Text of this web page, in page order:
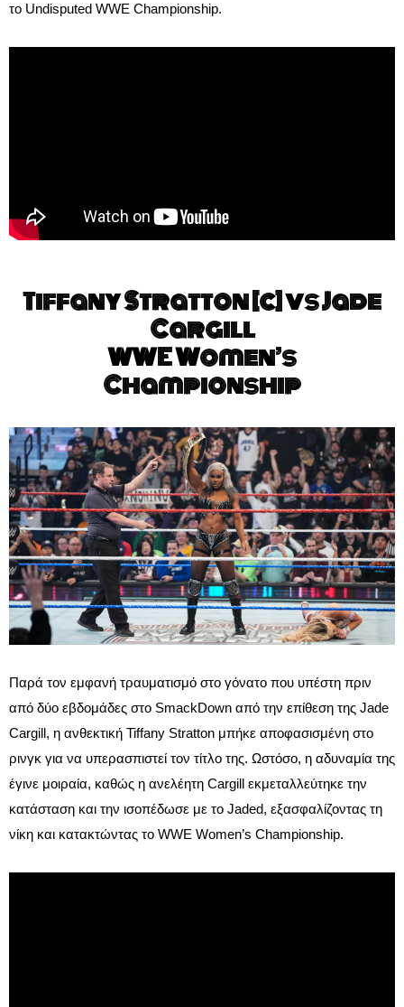
το Undisputed WWE Championship.
Tiffany Stratton [c] vs Jade
Cargill
WWE Women’s
Championship
Παρά τον εμφανή τραυματισμό στο γόνατο που υπέστη πριν
από δύο εβδομάδες στο SmackDown από την επίθεση της Jade
Cargill, η ανθεκτική Tiffany Stratton μπήκε αποφασισμένη στο
ρινγκ για να υπερασπιστεί τον τίτλο της. Ωστόσο, η αδυναμία της
έγινε μοιραία, καθώς η ανελέητη Cargill εκμεταλλεύτηκε την
κατάσταση και την ισοπέδωσε με το Jaded, εξασφαλίζοντας τη
νίκη και κατακτώντας το WWE Women’s Championship.